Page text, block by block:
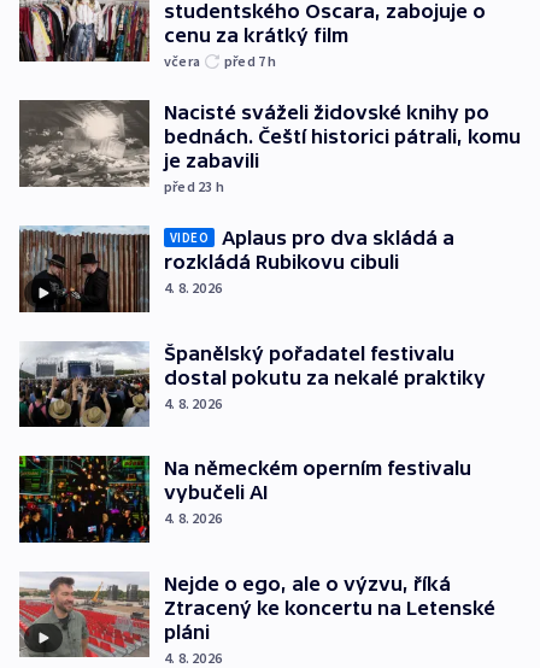
studentského Oscara, zabojuje o
cenu za krátký film
včera před 7h
Nacisté sváželi židovské knihy po
bednách. Čeští historici pátrali, komu
je zabavili
před 23 h
VIDEO
Aplaus pro dva skládá a
rozkládá Rubikovu cibuli
4. 8. 2026
Španělský pořadatel festivalu
dostal pokutu za nekalé praktiky
4. 8. 2026
Na německém operním festivalu
vybučeli AI
4. 8. 2026
Nejde o ego, ale o výzvu, říká
Ztracený ke koncertu na Letenské
pláni
4. 8. 2026